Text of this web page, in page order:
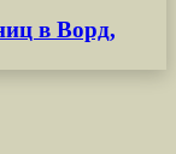
в Ворд,